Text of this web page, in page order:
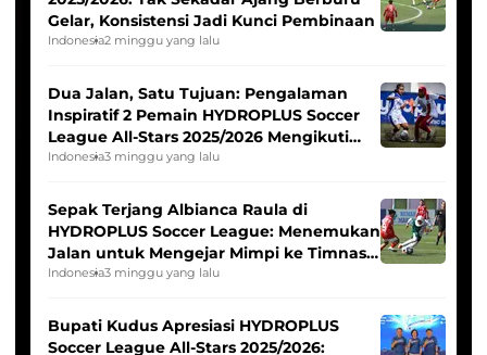
Gelar, Konsistensi Jadi Kunci Pembinaan
Indonesia2 minggu yang lalu
Dua Jalan, Satu Tujuan: Pengalaman
Inspiratif 2 Pemain HYDROPLUS Soccer
League All-Stars 2025/2026 Mengikuti
Seleksi Timnas Indonesia Putri
Indonesia3 minggu yang lalu
Sepak Terjang Albianca Raula di
HYDROPLUS Soccer League: Menemukan
Jalan untuk Mengejar Mimpi ke Timnas
Indonesia Putri
Indonesia3 minggu yang lalu
Bupati Kudus Apresiasi HYDROPLUS
Soccer League All-Stars 2025/2026: